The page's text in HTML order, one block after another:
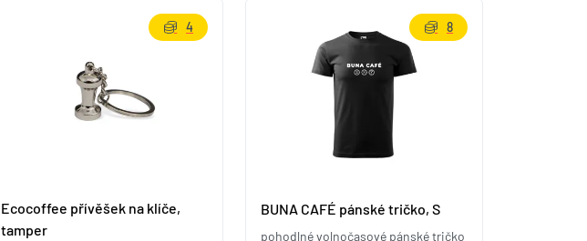
Ecocoffee přívěšek na klíče,
tamper
4
BUNA CAFÉ pánské tričko, S
pohodlné volnočasové pánské tričko
8